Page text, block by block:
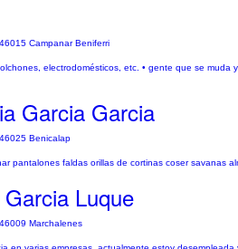
Campanar Beniferri
electrodomésticos, etc. • gente que se
Garcia Garcia
Benicalap
pantalones faldas orillas de cortinas coser savanas
Luque
Marchalenes